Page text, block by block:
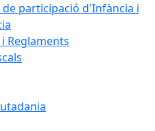
de participació d'Infància i
Reglaments